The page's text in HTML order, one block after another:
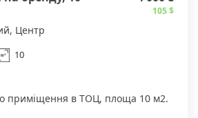
(плитка, унітаз),
залі.
105 $
Центр
10
приміщення в ТОЦ, площа 10 м2.